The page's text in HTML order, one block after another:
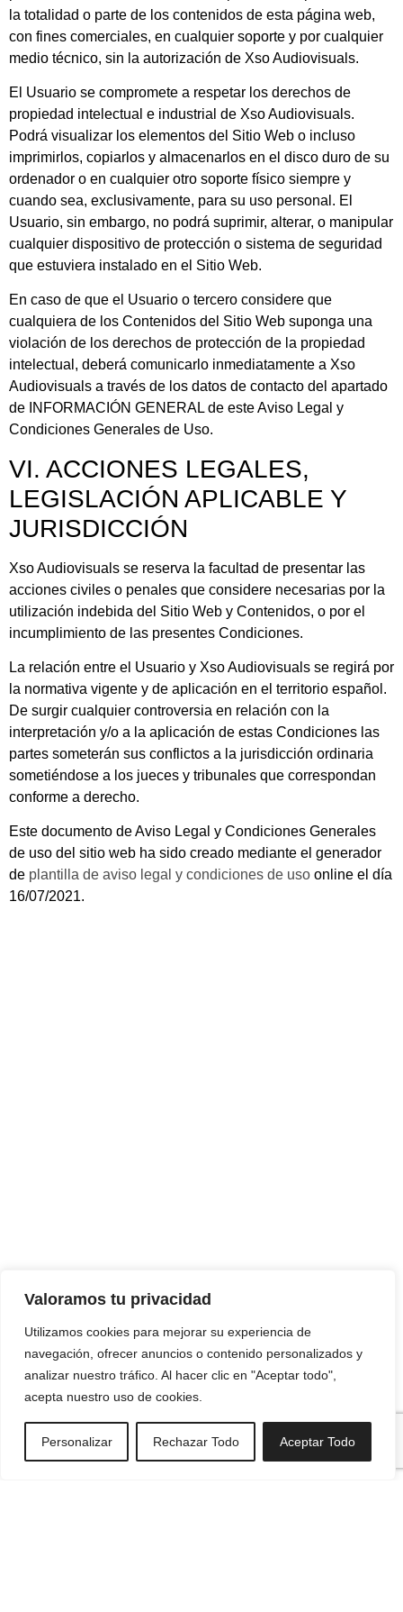
Valoramos tu privacidad
Utilizamos cookies para mejorar su experiencia de
navegación, ofrecer anuncios o contenido personalizados y
analizar nuestro tráfico. Al hacer clic en "Aceptar todo",
acepta nuestro uso de cookies.
Personalizar Rechazar Todo Aceptar Todo
la totalidad o parte de los contenidos de esta página web,
con fines comerciales, en cualquier soporte y por cualquier
medio técnico, sin la autorización de Xso Audiovisuals.
El Usuario se compromete a respetar los derechos de
propiedad intelectual e industrial de Xso Audiovisuals.
Podrá visualizar los elementos del Sitio Web o incluso
imprimirlos, copiarlos y almacenarlos en el disco duro de su
ordenador o en cualquier otro soporte físico siempre y
cuando sea, exclusivamente, para su uso personal. El
Usuario, sin embargo, no podrá suprimir, alterar, o manipular
cualquier dispositivo de protección o sistema de seguridad
que estuviera instalado en el Sitio Web.
En caso de que el Usuario o tercero considere que
cualquiera de los Contenidos del Sitio Web suponga una
violación de los derechos de protección de la propiedad
intelectual, deberá comunicarlo inmediatamente a Xso
Audiovisuals a través de los datos de contacto del apartado
de INFORMACIÓN GENERAL de este Aviso Legal y
Condiciones Generales de Uso.
VI. ACCIONES LEGALES,
LEGISLACIÓN APLICABLE Y
JURISDICCIÓN
Xso Audiovisuals se reserva la facultad de presentar las
acciones civiles o penales que considere necesarias por la
utilización indebida del Sitio Web y Contenidos, o por el
incumplimiento de las presentes Condiciones.
La relación entre el Usuario y Xso Audiovisuals se regirá por
la normativa vigente y de aplicación en el territorio español.
De surgir cualquier controversia en relación con la
interpretación y/o a la aplicación de estas Condiciones las
partes someterán sus conflictos a la jurisdicción ordinaria
sometiéndose a los jueces y tribunales que correspondan
conforme a derecho.
Este documento de Aviso Legal y Condiciones Generales
de uso del sitio web ha sido creado mediante el generador
de plantilla de aviso legal y condiciones de uso online el día
16/07/2021.